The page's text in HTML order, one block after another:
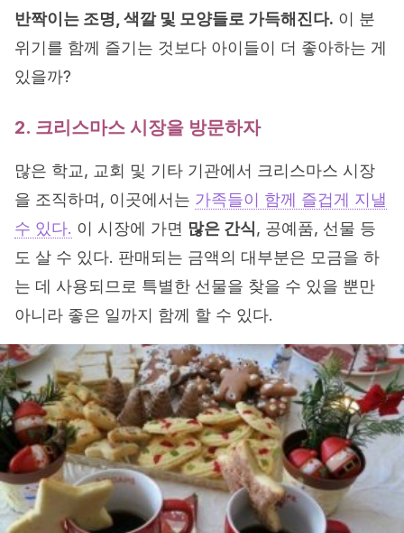
반짝이는 조명, 색깔 및 모양들로 가득해진다. 이 분
위기를 함께 즐기는 것보다 아이들이 더 좋아하는 게
있을까?
2. 크리스마스 시장을 방문하자
많은 학교, 교회 및 기타 기관에서 크리스마스 시장
을 조직하며, 이곳에서는 가족들이 함께 즐겁게 지낼
수 있다. 이 시장에 가면 많은 간식, 공예품, 선물 등
도 살 수 있다. 판매되는 금액의 대부분은 모금을 하
는 데 사용되므로 특별한 선물을 찾을 수 있을 뿐만
아니라 좋은 일까지 함께 할 수 있다.